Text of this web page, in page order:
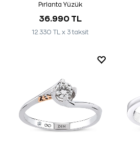
Pırlanta Yüzük
36.990 TL
12.330 TL x 3 taksit